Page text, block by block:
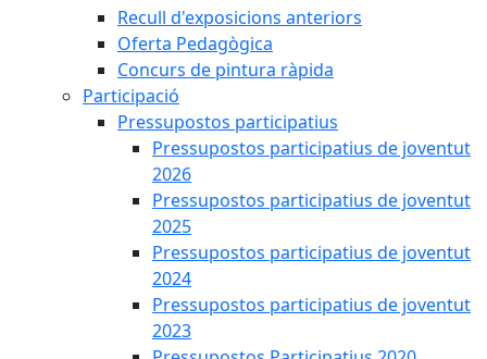
Recull d'exposicions anteriors
Oferta Pedagògica
Concurs de pintura ràpida
Participació
Pressupostos participatius
Pressupostos participatius de joventut
2026
Pressupostos participatius de joventut
2025
Pressupostos participatius de joventut
2024
Pressupostos participatius de joventut
2023